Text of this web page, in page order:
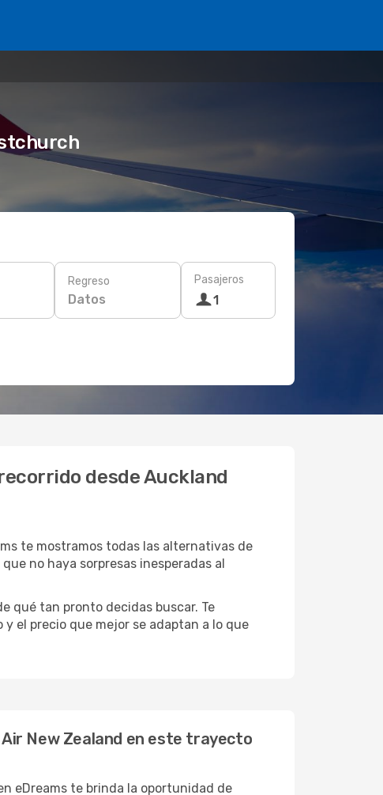
Regreso
Datos
Pasajeros
1
desde Auckland
te mostramos todas las alternativas de
no haya sorpresas inesperadas al
qué tan pronto decidas buscar. Te
el precio que mejor se adaptan a lo que
New Zealand en este trayecto
eDreams te brinda la oportunidad de